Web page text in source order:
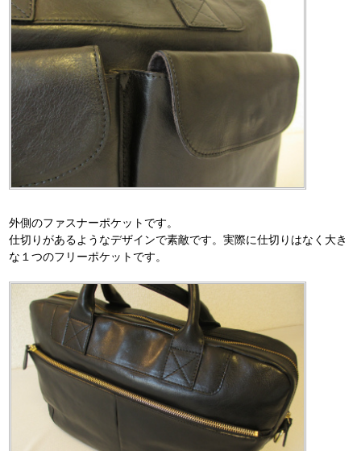
外側のファスナーポケットです。
仕切りがあるようなデザインで素敵です。実際に仕切りはなく大き
な１つのフリーポケットです。